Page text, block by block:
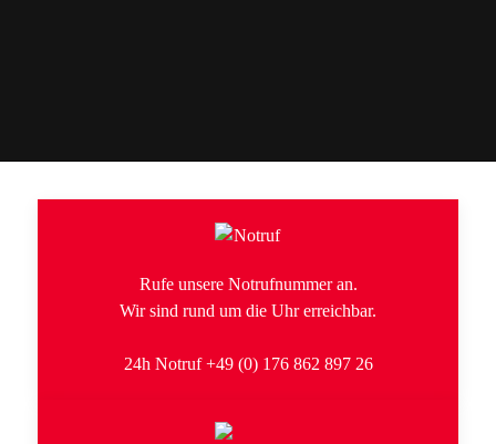
Rufe unsere Notrufnummer an.
Wir sind rund um die Uhr erreichbar.
24h Notruf +49 (0) 176 862 897 26